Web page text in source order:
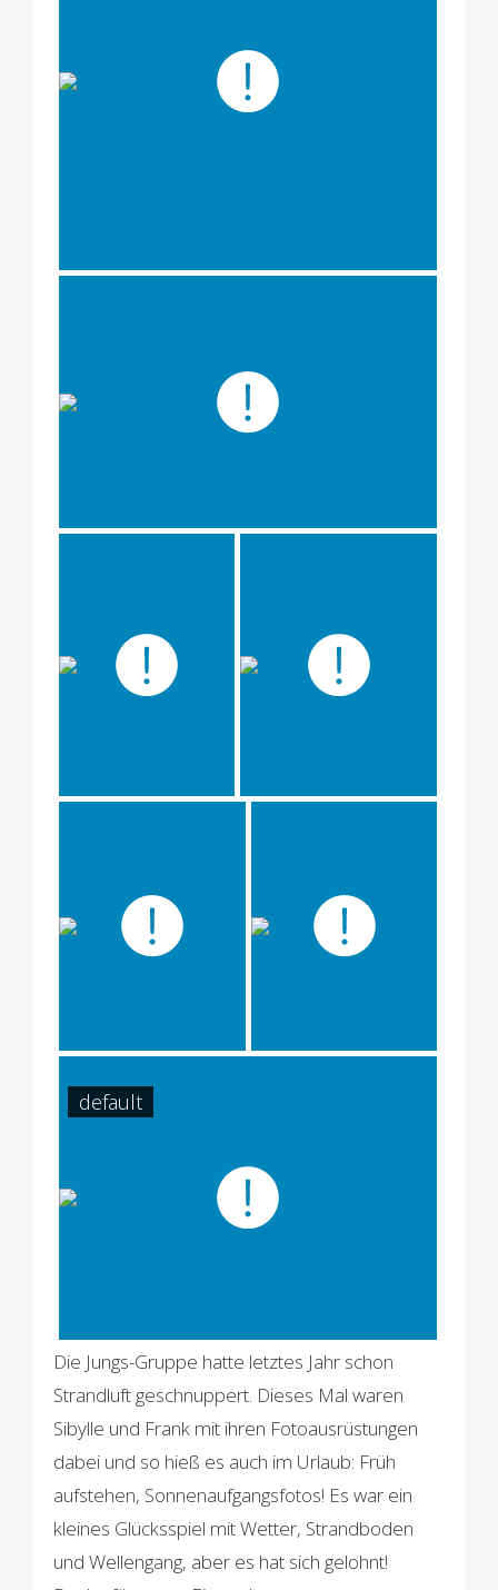
default
Die Jungs-Gruppe hatte letztes Jahr schon
Strandluft geschnuppert. Dieses Mal waren
Sibylle und Frank mit ihren Fotoausrüstungen
dabei und so hieß es auch im Urlaub: Früh
aufstehen, Sonnenaufgangsfotos! Es war ein
kleines Glücksspiel mit Wetter, Strandboden
und Wellengang, aber es hat sich gelohnt!